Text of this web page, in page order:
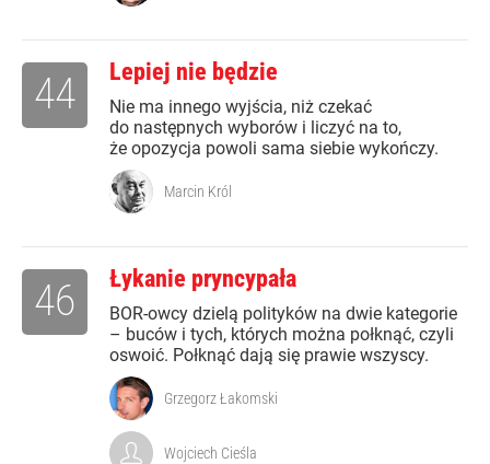
Lepiej nie będzie
Nie ma innego wyjścia, niż czekać
do następnych wyborów i liczyć na to,
że opozycja powoli sama siebie wykończy.
44
Marcin Król
Łykanie pryncypała
BOR-owcy dzielą polityków na dwie kategorie
– buców i tych, których można połknąć, czyli
oswoić. Połknąć dają się prawie wszyscy.
46
Grzegorz Łakomski
Wojciech Cieśla